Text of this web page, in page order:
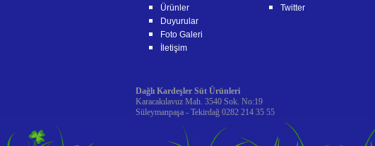
Ürünler
Duyurular
Foto Galeri
İletişim
Twitter
Dağlı Kardeşler Süt Ürünleri
Karacakılavuz Mah. 3540 Sok. No:19
Süleymanpaşa - Tekirdağ 0282 214 35 55